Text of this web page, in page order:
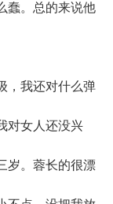
蠢。总的来说他
我还对什么弹
对女人还没兴
岁。蓉长的很漂